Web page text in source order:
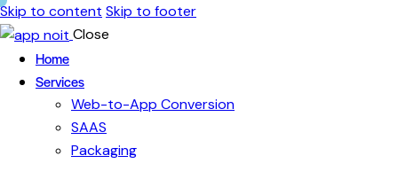
Skip to content Skip to footer
Close
Home
Services
Web-to-App Conversion
SAAS
Packaging